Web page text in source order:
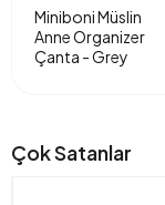
Miniboni Müslin
Anne Organizer
Çanta - Grey
Çok Satanlar